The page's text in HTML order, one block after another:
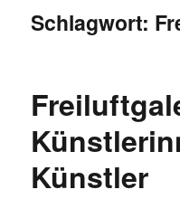
Schlagwort:
Künstler